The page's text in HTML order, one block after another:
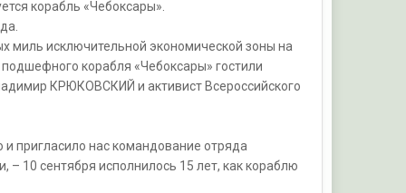
корабль «Чебоксары».
миль исключительной экономической зоны на
корабля «Чебоксары» гостили
КРЮКОВСКИЙ и активист Всероссийского
пригласило нас командование отряда
10 сентября исполнилось 15 лет, как кораблю